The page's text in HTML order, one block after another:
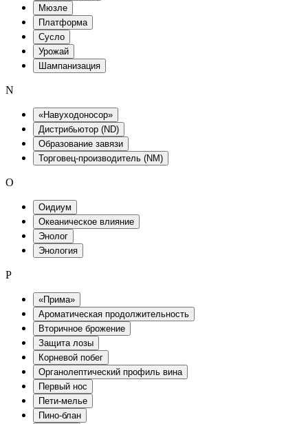
Мюзле
Платформа
Сусло
Урожай
Шампанизация
N
«Навуходоносор»
Дистрибьютор (ND)
Образование завязи
Торговец-производитель (NM)
O
Оидиум
Океаническое влияние
Энолог
Энология
P
«Прима»
Ароматическая продолжительность
Вторичное брожение
Защита лозы
Корневой побег
Органолептический профиль вина
Первый нос
Пети-мелье
Пино-блан